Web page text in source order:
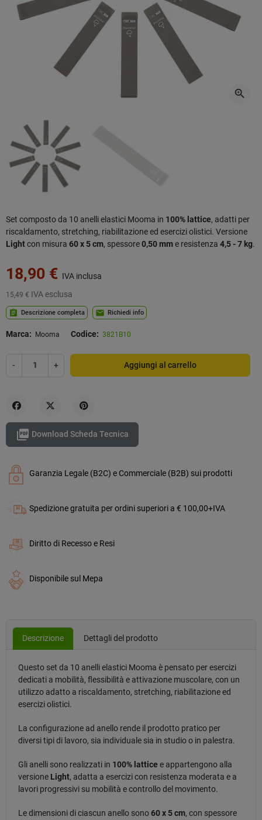
zoom_in
Set composto da 10 anelli elastici Mooma in 100% lattice, adatti per
riscaldamento, stretching, riabilitazione ed esercizi olistici. Versione
Lightcon misura 60 x 5 cm, spessore0,50 mme resistenza 4,5 - 7 kg.
18,90 € IVA inclusa
15,49 € IVA esclusa
assignment Descrizione completa mail Richiedi info
Marca: Mooma Codice: 3821B10
- + Aggiungi al carrello
 Download Scheda Tecnica
Garanzia Legale (B2C) e Commerciale (B2B) sui prodotti
Spedizione gratuita per ordini superiori a € 100,00+IVA
Diritto di Recesso e Resi
Disponibile sul Mepa
Descrizione Dettagli del prodotto
Questo set da 10 anelli elastici Mooma è pensato per esercizi
dedicati a mobilità, flessibilità e attivazione muscolare, con un
utilizzo adatto a riscaldamento, stretching, riabilitazione ed
esercizi olistici.
La configurazione ad anello rende il prodotto pratico per
diversi tipi di lavoro, sia individuale sia in studio o in palestra.
Gli anelli sono realizzati in 100% lattice e appartengono alla
versione Light, adatta a esercizi con resistenza moderata e a
lavori progressivi su mobilità e controllo del movimento.
Le dimensioni di ciascun anello sono60 x 5 cm, con spessore